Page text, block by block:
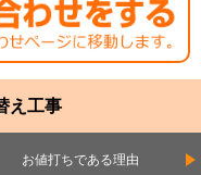
え工事
お値打ちである理由